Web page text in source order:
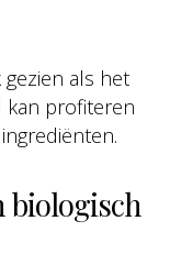
gezien als het
kan profiteren
biologisch